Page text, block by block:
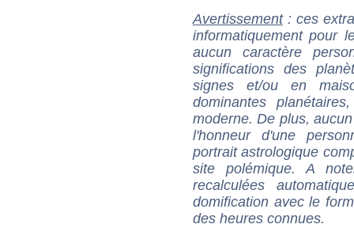
Avertissement: ces
informatiquement pour
aucun caractère
significations des
signes et/ou en
dominantes
moderne. De plus,
l'honneur d'une
portrait astrologique
site polémique. A
recalculées
domification avec le
des heures connues.